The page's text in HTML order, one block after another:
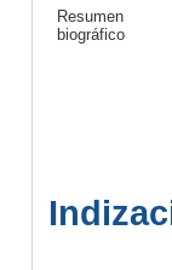
Resumen
biográfico